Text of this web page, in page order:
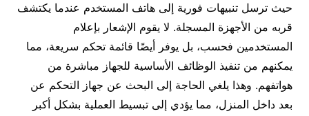
حيث ترسل تنبيهات فورية إلى هاتف المستخدم عندما يكتشف
قربه من الأجهزة المسجلة. لا يقوم الإشعار بإعلام
المستخدمين فحسب، بل يوفر أيضًا قائمة تحكم سريعة، مما
يمكنهم من تنفيذ الوظائف الأساسية للجهاز مباشرة من
هواتفهم. وهذا يلغي الحاجة إلى البحث عن جهاز التحكم عن
بعد داخل المنزل، مما يؤدي إلى تبسيط العملية بشكل أكبر